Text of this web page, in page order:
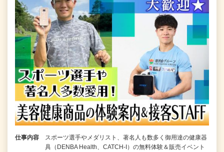
仕事内容
スポーツ選手やメダリスト、著名人も数多く御用達の健康器
具（DENBA Health、CATCH-I）の無料体験＆販売イベント